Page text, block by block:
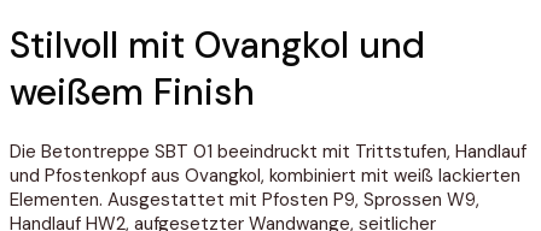
Stilvoll mit Ovangkol und
weißem Finish
Die Betontreppe SBT 01 beeindruckt mit Trittstufen, Handlauf
und Pfostenkopf aus Ovangkol, kombiniert mit weiß lackierten
Elementen. Ausgestattet mit Pfosten P9, Sprossen W9,
Handlauf HW2, aufgesetzter Wandwange, seitlicher